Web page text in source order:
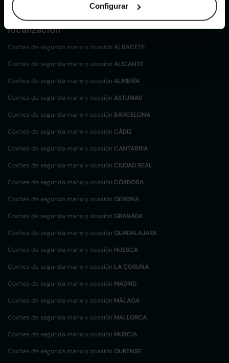
Configurar
Coches desegunda mano y ocasión por
localización
Coches de segunda mano y ocasión ALBACETE
Coches de segunda mano y ocasión ALICANTE
Coches de segunda mano y ocasión ALMERÍA
Coches de segunda mano y ocasión ASTURIAS
Coches de segunda mano y ocasión BARCELONA
Coches de segunda mano y ocasión CÁDIZ
Coches de segunda mano y ocasión CANTABRIA
Coches de segunda mano y ocasión CIUDAD REAL
Coches de segunda mano y ocasión CÓRDOBA
Coches de segunda mano y ocasión GERONA
Coches de segunda mano y ocasión GRANADA
Coches de segunda mano y ocasión GUADALAJARA
Coches de segunda mano y ocasión HUESCA
Coches de segunda mano y ocasión LA CORUÑA
Coches de segunda mano y ocasión MADRID
Coches de segunda mano y ocasión MÁLAGA
Coches de segunda mano y ocasión MALLORCA
Coches de segunda mano y ocasión MURCIA
Coches de segunda mano y ocasión OURENSE